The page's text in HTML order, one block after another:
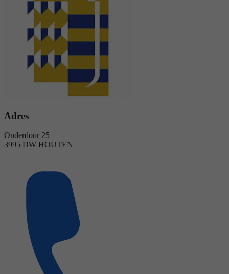
Adres
Onderdoor 25
3995 DW HOUTEN